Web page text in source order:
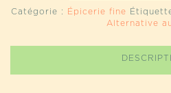
MAIL
POUR
LISTE
Catégorie : Épicerie fine
Alternative